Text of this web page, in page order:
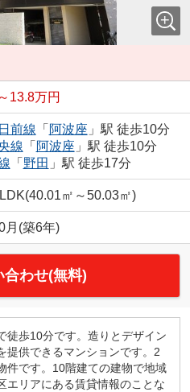
13.8万円
前線 「 阿波座 」駅 徒歩10分
線 「 阿波座 」駅 徒歩10分
「 野田 」駅 徒歩17分
㎡～50.03㎡)
月(築6年)
合わせ(無料)
徒歩10分です。造りとデザイン
提供できるマンションです。2
件です。10階建ての建物で地域
エリアにある賃貸情報のことな